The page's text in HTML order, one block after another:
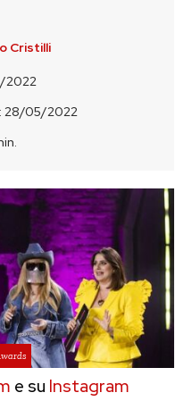
Cristilli
2022
28/05/2022
e su Instagram